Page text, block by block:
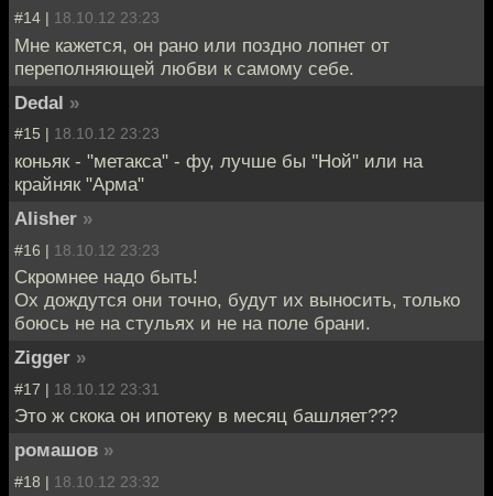
#14 | 18.10.12 23:23
Мне кажется, он рано или поздно лопнет от
переполняющей любви к самому себе.
Dedal »
#15 | 18.10.12 23:23
коньяк - "метакса" - фу, лучше бы "Ной" или на
крайняк "Арма"
Alisher »
#16 | 18.10.12 23:23
Скромнее надо быть!
Ох дождутся они точно, будут их выносить, только
боюсь не на стульях и не на поле брани.
Zigger »
#17 | 18.10.12 23:31
Это ж скока он ипотеку в месяц башляет???
ромашов »
#18 | 18.10.12 23:32